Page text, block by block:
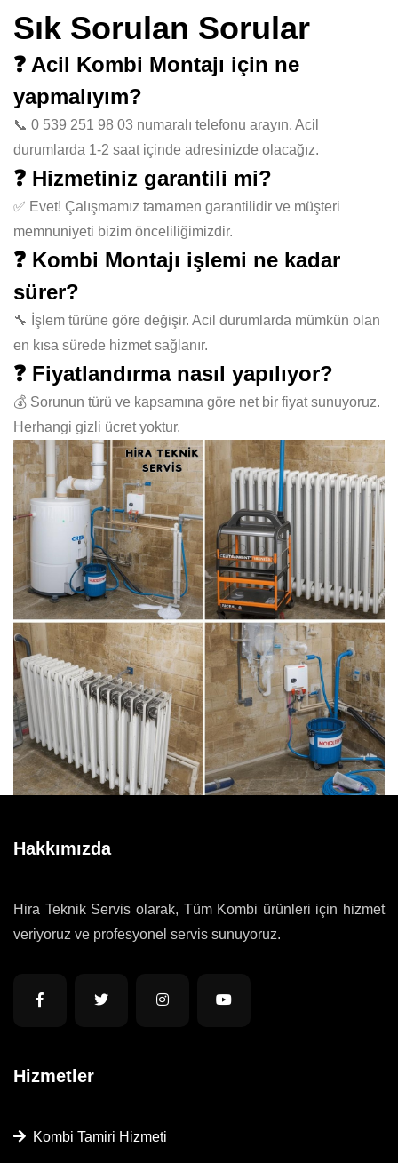
Sık Sorulan Sorular
❓ Acil Kombi Montajı için ne
yapmalıyım?
📞 0 539 251 98 03 numaralı telefonu arayın. Acil
durumlarda 1-2 saat içinde adresinizde olacağız.
❓ Hizmetiniz garantili mi?
✅ Evet! Çalışmamız tamamen garantilidir ve müşteri
memnuniyeti bizim önceliliğimizdir.
❓ Kombi Montajı işlemi ne kadar
sürer?
🔧 İşlem türüne göre değişir. Acil durumlarda mümkün olan
en kısa sürede hizmet sağlanır.
❓ Fiyatlandırma nasıl yapılıyor?
💰 Sorunun türü ve kapsamına göre net bir fiyat sunuyoruz.
Herhangi gizli ücret yoktur.
Hakkımızda
Hira Teknik Servis olarak, Tüm Kombi ürünleri için hizmet
veriyoruz ve profesyonel servis sunuyoruz.
Hizmetler
Kombi Tamiri Hizmeti